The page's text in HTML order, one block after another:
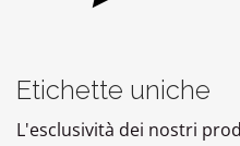
Etichette uniche
L'esclusività dei nostri